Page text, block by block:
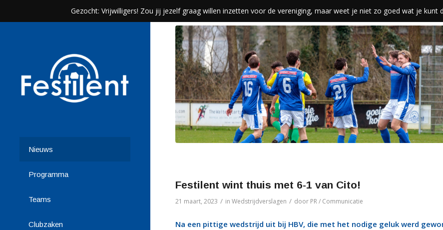
Gezocht: Vrijwilligers! Zou jij jezelf graag willen inzetten voor de vereniging, maar weet je niet zo goed wat je kunt
Nieuws
Programma
Teams
Clubzaken
Festilent wint thuis met 6-1 van Cito!
21 maart, 2023 / in Wedstrijdverslagen / door PR / Communicatie
Na een pittige wedstrijd uit bij HBV, die met het nodige geluk werd